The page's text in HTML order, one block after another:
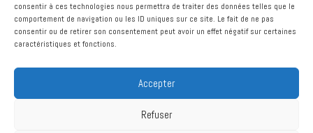
consentir à ces technologies nous permettra de traiter des données telles que le
comportement de navigation ou les ID uniques sur ce site. Le fait de ne pas
consentir ou de retirer son consentement peut avoir un effet négatif sur certaines
caractéristiques et fonctions.
Accepter
Refuser
RÉALISATION